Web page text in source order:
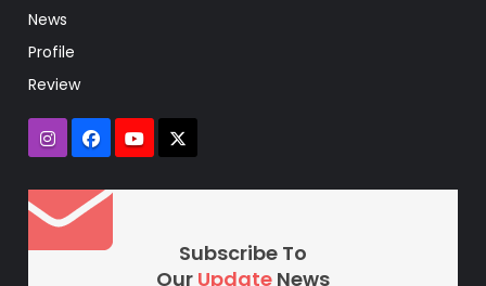
News
Profile
Review
Subscribe To
Our Update News